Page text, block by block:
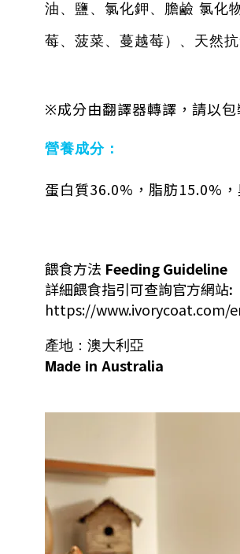
油、鹽、氯化鉀、膽鹼 氯化
莓、菠菜、蔓越莓）、天然
※成分由翻譯器轉譯，請以包
營養成分：
蛋白質36.0%，脂肪15.0%
餵食方法 Feeding Guideline
詳細餵食指引可查詢官方網站:
https://www.ivorycoat.com/
產地： 澳大利亞
Made in Australia